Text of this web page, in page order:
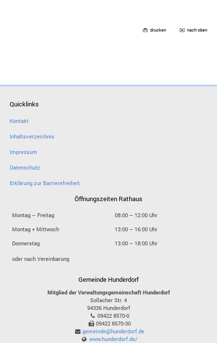
drucken nach oben
Quicklinks
Kontakt
Inhaltsverzeichnis
Impressum
Datenschutz
Erklärung zur Barrierefreiheit
Öffnungszeiten Rathaus
Montag – Freitag
08:00 – 12:00 Uhr
Montag + Mittwoch
13:00 – 16:00 Uhr
Donnerstag
13:00 – 18:00 Uhr
oder nach Vereinbarung
Gemeinde Hunderdorf
Mitglied der Verwaltungsgemeinschaft Hunderdorf
Sollacher Str. 4
94336 Hunderdorf
09422 8570-0
09422 8570-30
gemeinde@hunderdorf.de
www.hunderdorf.de/